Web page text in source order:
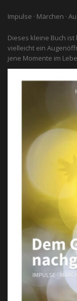
Impulse · Märchen ·
Dieses kleine Buch
vielleicht ein
jene Momente im